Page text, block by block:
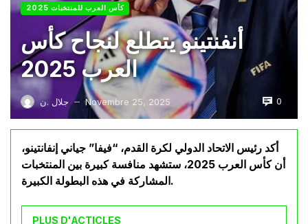
كأس العرب للمنتخبات 2025
أنفنتينو يتطلع لنجاح كأس
العرب 2025
جلال .ن — Novembre 25, 2025 0
أكد رئيس الاتحاد الدولي لكرة القدم، “فيفا” جياني إنفانتينو،
أن كأس العرب 2025، ستشهد منافسة كبيرة بين المنتخبات
المشاركة في هذه البطولة الكبيرة.
PLUS D'ACTICLES